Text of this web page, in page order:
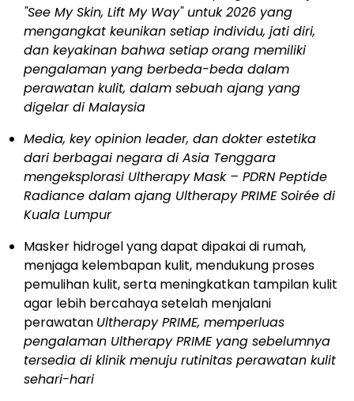
"See My Skin, Lift My Way" untuk 2026 yang
mengangkat keunikan setiap individu, jati diri,
dan keyakinan bahwa setiaporang memiliki
pengalaman yang berbeda-beda dalam
perawatan kulit, dalam sebuah ajang yang
digelar di Malaysia
Media, key opinion leader, dan dokter estetika
dari berbagai negara di Asia Tenggara
mengeksplorasi Ultherapy Mask – PDRN Peptide
Radiance dalam ajang Ultherapy PRIME Soirée di
Kuala Lumpur
Masker hidrogel yang dapat dipakai di rumah,
menjaga kelembapan kulit, mendukung proses
pemulihan kulit, serta meningkatkan tampilan kulit
agar lebih bercahaya setelah menjalani
perawatan Ultherapy PRIME, memperluas
pengalaman Ultherapy PRIME yang sebelumnya
tersedia di klinik menuju rutinitas perawatan kulit
sehari-hari